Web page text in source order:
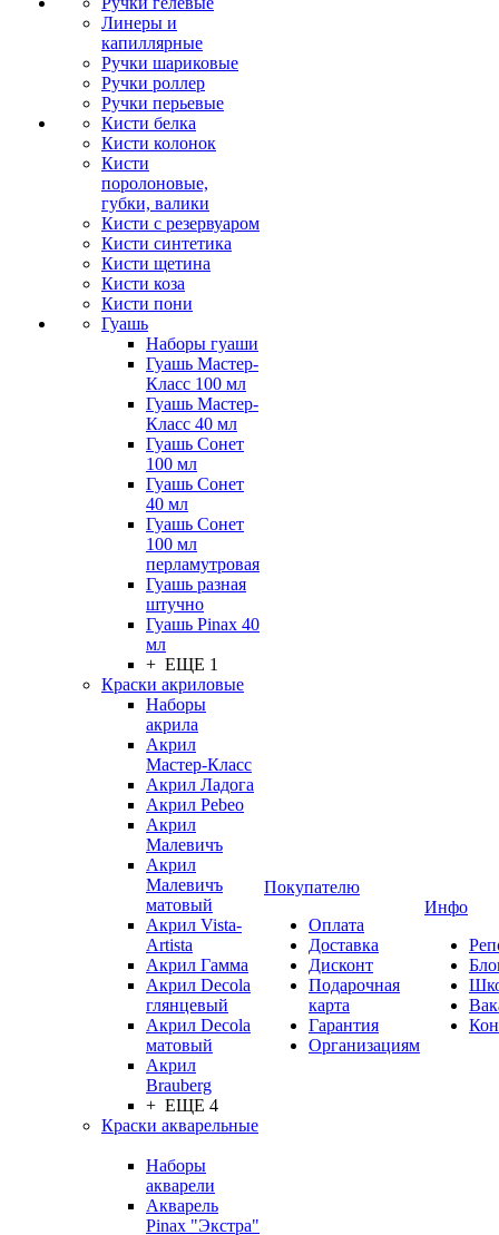
Линеры и
капиллярные
Ручки шариковые
Ручки роллер
Ручки перьевые
Кисти белка
Кисти колонок
Кисти
поролоновые,
губки, валики
Кисти с резервуаром
Кисти синтетика
Кисти щетина
Кисти коза
Кисти пони
Гуашь
Наборы гуаши
Гуашь Мастер-
Класс 100 мл
Гуашь Мастер-
Класс 40 мл
Гуашь Сонет
100 мл
Гуашь Сонет
40 мл
Гуашь Сонет
100 мл
перламутровая
Гуашь разная
штучно
Гуашь Pinax 40
мл
+ ЕЩЕ 1
Краски акриловые
Наборы
акрила
Акрил
Мастер-Класс
Акрил Ладога
Акрил Pebeo
Акрил
Малевичъ
Акрил
Малевичъ
матовый
Акрил Vista-
Artista
Акрил Гамма
Акрил Decola
глянцевый
Акрил Decola
матовый
Акрил
Brauberg
+ ЕЩЕ 4
Краски акварельные
Наборы
акварели
Акварель
Pinax "Экстра"
Покупателю
Оплата
Доставка
Дисконт
Подарочная
карта
Гарантия
Организациям
Инфо